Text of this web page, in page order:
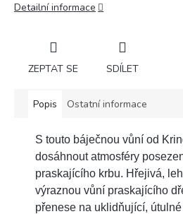
Detailní informace
ZEPTAT SE SDÍLET
Popis Ostatní informace
S touto báječnou vůní od
dosáhnout atmosféry
praskajícího krbu. Hřejivá,
výraznou vůní praskajícího
přenese na uklidňující,